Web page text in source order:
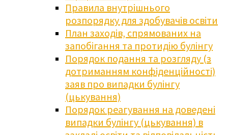
Правила внутрішнього
розпорядку для здобувачів освіти
План заходів, спрямованих на
запобігання та протидію булінгу
Порядок подання та розгляду (з
дотриманням конфіденційності)
заяв про випадки булінгу
(цькування)
Порядок реагування на доведені
випадки булінгу (цькування) в